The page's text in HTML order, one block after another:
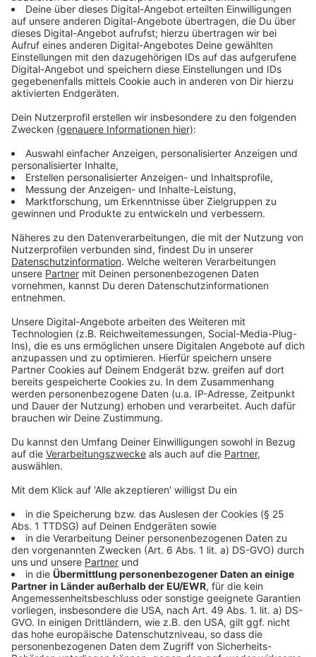
ist wichtig, der Arbeitgeber ist bereit, eine
fachfremde Person einzuarbeiten.
In Neunkirchen wird einePflegefachkraft für den
ambulanten Dienstim Bereich Servicewohnen
gesucht, für Teilzeit. Alle Einsätze sind fußläufig
erreichbar. Ein Examen als Pflegefachkraft
Pflegefachmann/Pflegefachfrau) sollte
In Netphen braucht man eineFachkraft aus dem
Sozial- oder Pflegebereichfür eine Wohnanlage
für den Betreuungsdienst in Voll- oder Teilzeit, die
mit Herz und Seele ihre Arbeit lebt. Gesucht wird
viel Einfühlungsvermögen einsetzt.
Ein Boutique-Hotel in Burbach sucht zur
Unterstützung für die Bereiche Rezeption und
Frühstücksservice einen
Bearbeitung eingehender Buchungen über Online-
Portale und Direktbuchungen, Schriftwechsel mit
buchenden Stellen und Gästen sowie
Telefonservice, Ein- und Auschecken von Gästen,
Abwicklung des Zahlungsverkehrs beim
Auschecken der Gäste, Auf- und Abbau des
und Frühstücksraum.
Arbeit in Siegen, telefonisch montags bis freitags
von 8-18 Uhr, unter 0800 4 5555 20 (dieser Anruf
ist kostenfrei).
Anzeige